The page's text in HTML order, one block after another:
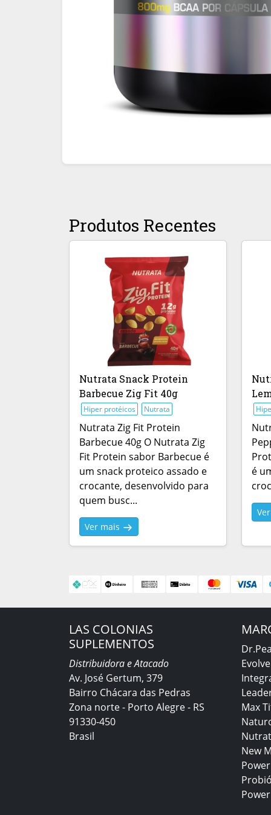
Produtos Recentes
Nutrata Snack Protein
Barbecue Zig Fit 40g
Hiper protéicos Nutrata
Nutrata Zig Fit Protein
Barbecue 40g O Nutrata Zig
Fit Protein sabor Barbecue é
um snack proteico assado e
crocante, desenvolvido para
quem busc...
Ver mais
é
LAS COLONIAS
SUPLEMENTOS
Distribuidora e Atacado
Av. José Gertum, 379
Bairro Chácara das Pedras
Zona norte - Porto Alegre - RS
91330-450
Brasil
Evolve
Max
New